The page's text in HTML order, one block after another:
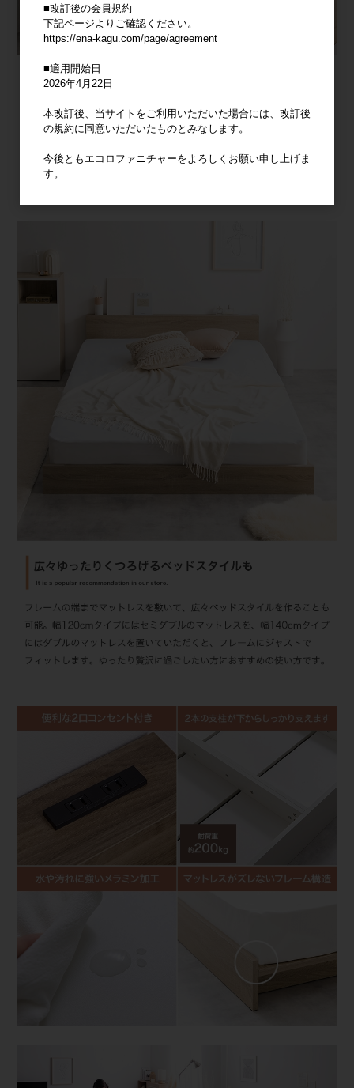
■改訂後の会員規約
下記ページよりご確認ください。
https://ena-kagu.com/page/agreement
■適用開始日
2026年4月22日
本改訂後、当サイトをご利用いただいた場合には、改訂後
の規約に同意いただいたものとみなします。
今後ともエコロファニチャーをよろしくお願い申し上げま
す。